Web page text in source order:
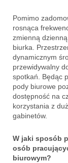
Pomimo
rosnąca
zmienną
biurka.
dynamicznym
przewidywalny
spotkań. Będąc
pody biurowe
dostępność na
korzystania z
gabinetów.
W jaki sposób
osób
biurowym?